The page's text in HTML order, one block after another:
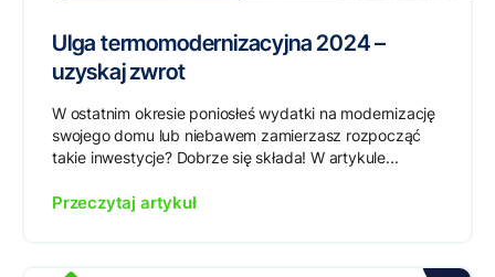
Ulga termomodernizacyjna 2024 –
uzyskaj zwrot
W ostatnim okresie poniosłeś wydatki na modernizację
swojego domu lub niebawem zamierzasz rozpocząć
takie inwestycje? Dobrze się składa! W artykule...
Przeczytaj artykuł